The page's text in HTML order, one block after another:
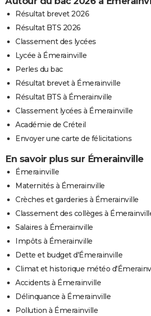
Résultat brevet 2026
Résultat BTS 2026
Classement des lycées
Lycée à Émerainville
Perles du bac
Résultat brevet à Émerainville
Résultat BTS à Émerainville
Classement lycées à Émerainville
Académie de Créteil
Envoyer une carte de félicitations
En savoir plus sur Émerainville
Émerainville
Maternités à Émerainville
Crèches et garderies à Émerainville
Classement des collèges à
Salaires à Émerainville
Impôts à Émerainville
Dette et budget d'Émerainville
Climat et historique météo
Accidents à Émerainville
Délinquance à Émerainville
Pollution à Émerainville